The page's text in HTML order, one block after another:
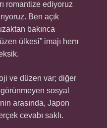
romantize ediyoruz
Ben açık
bakınca
ülkesi” imajı hem
ve düzen var; diğer
sosyal
arasında, Japon
cevabı saklı.